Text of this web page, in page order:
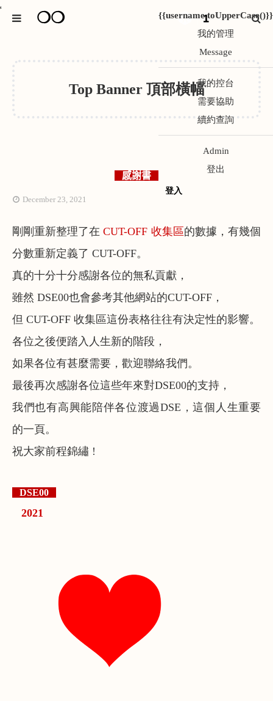
❍❍
{{username.toUpperCase()}}
我的管理
Message
我的控台
需要協助
續約查詢
Admin
登出
登入
1
Top Banner 頂部橫幅
感謝書
December 23, 2021
剛剛重新整理了在 CUT-OFF 收集區的數據，有幾個
分數重新定義了 CUT-OFF。
真的十分十分感謝各位的無私貢獻，
雖然 DSE00也會參考其他網站的CUT-OFF，
但 CUT-OFF 收集區這份表格往往有決定性的影響。
各位之後便踏入人生新的階段，
如果各位有甚麼需要，歡迎聯絡我們。
最後再次感謝各位這些年來對DSE00的支持，
我們也有高興能陪伴各位渡過DSE，這個人生重要
的一頁。
祝大家前程錦繡 !
DSE00
2021